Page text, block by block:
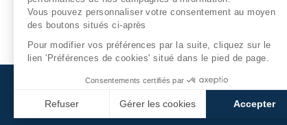
Vous pouvez personnaliser votre consentement au moyen
des boutons situés ci-après
Pour modifier vos préférences par la suite, cliquez sur le
lien 'Préférences de cookies' situé dans le pied de page.
Consentements certifiés par
Refuser Gérer les cookies Accepter